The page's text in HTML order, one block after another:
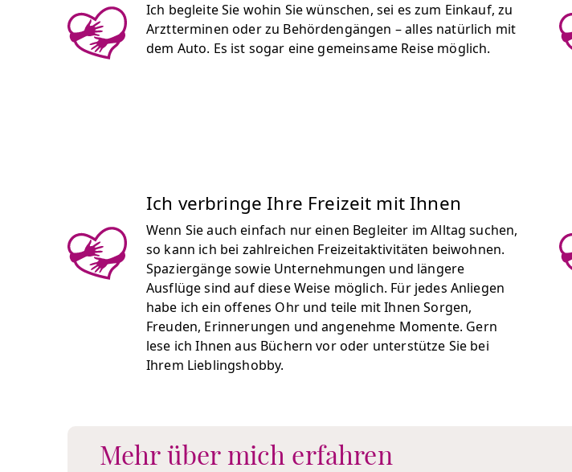
Ich begleite Sie wohin Sie wünschen, sei es zum Einkauf, zu
Arztterminen oder zu Behördengängen – alles natürlich mit
dem Auto. Es ist sogar eine gemeinsame Reise möglich.
Ich verbringe Ihre Freizeit mit Ihnen
Wenn Sie auch einfach nur einen Begleiter im Alltag suchen,
so kann ich bei zahlreichen Freizeitaktivitäten beiwohnen.
Spaziergänge sowie Unternehmungen und längere
Ausflüge sind auf diese Weise möglich. Für jedes Anliegen
habe ich ein offenes Ohr und teile mit Ihnen Sorgen,
Freuden, Erinnerungen und angenehme Momente. Gern
lese ich Ihnen aus Büchern vor oder unterstütze Sie bei
Ihrem Lieblingshobby.
Mehr über mich erfahren